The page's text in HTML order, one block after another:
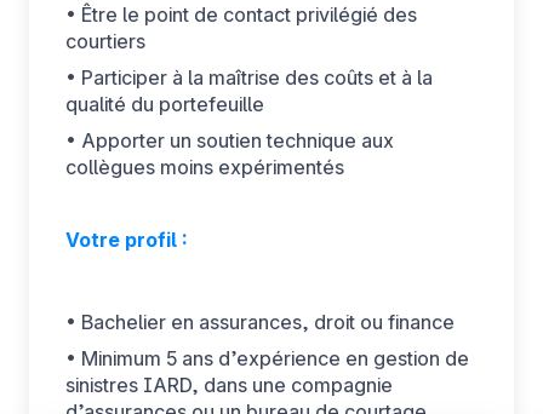
• Être le point de contact privilégié des
courtiers
• Participer à la maîtrise des coûts et à la
qualité du portefeuille
• Apporter un soutien technique aux
collègues moins expérimentés
Votre profil :
• Bachelier en assurances, droit ou finance
• Minimum 5 ans d’expérience en gestion de
sinistres IARD, dans une compagnie